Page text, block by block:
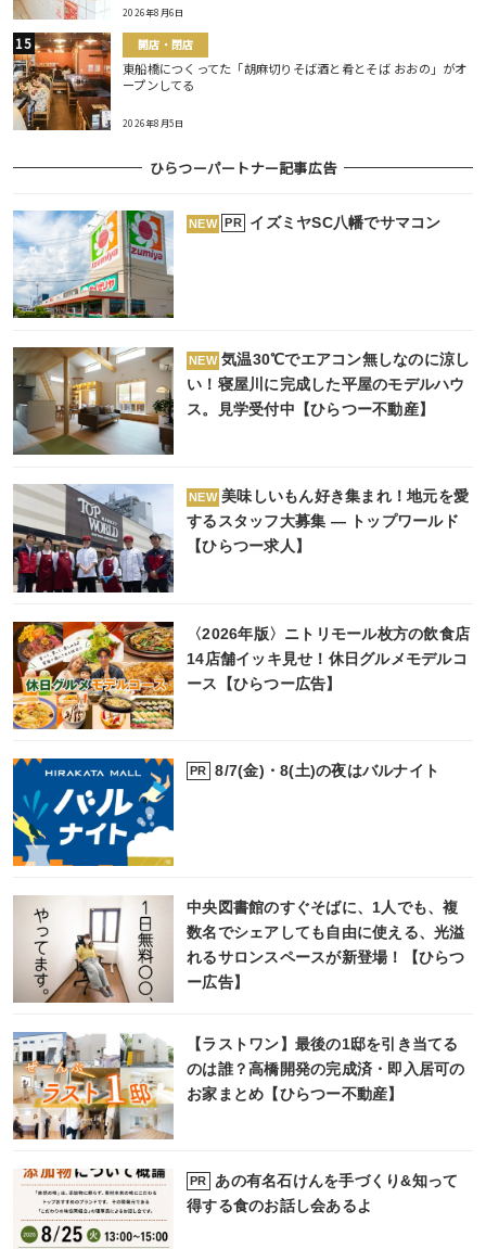
2026年8月6日
開店・閉店
東船橋につくってた「胡麻切りそば酒と肴とそば おおの」がオ
ープンしてる
2026年8月5日
ひらつーパートナー記事広告
NEW PR イズミヤSC八幡でサマコン
NEW 気温30℃でエアコン無しなのに涼し
い！寝屋川に完成した平屋のモデルハウ
ス。見学受付中【ひらつー不動産】
NEW 美味しいもん好き集まれ！地元を愛
するスタッフ大募集 ― トップワールド
【ひらつー求人】
〈2026年版〉ニトリモール枚方の飲食店
14店舗イッキ見せ！休日グルメモデルコ
ース【ひらつー広告】
PR 8/7(金)・8(土)の夜はバルナイト
中央図書館のすぐそばに、1人でも、複
数名でシェアしても自由に使える、光溢
れるサロンスペースが新登場！【ひらつ
ー広告】
【ラストワン】最後の1邸を引き当てる
のは誰？高橋開発の完成済・即入居可の
お家まとめ【ひらつー不動産】
PR
あの有名石けんを手づくり&知って
得する食のお話し会あるよ